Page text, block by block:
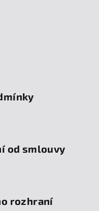
od smlouvy
rozhraní